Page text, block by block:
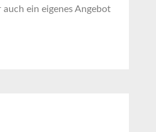
ein eigenes Angebot